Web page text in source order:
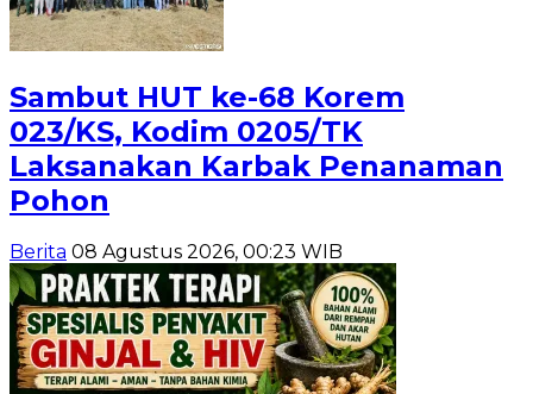
Sambut HUT ke-68 Korem
023/KS, Kodim 0205/TK
Laksanakan Karbak Penanaman
Pohon
Berita 08 Agustus 2026, 00:23 WIB